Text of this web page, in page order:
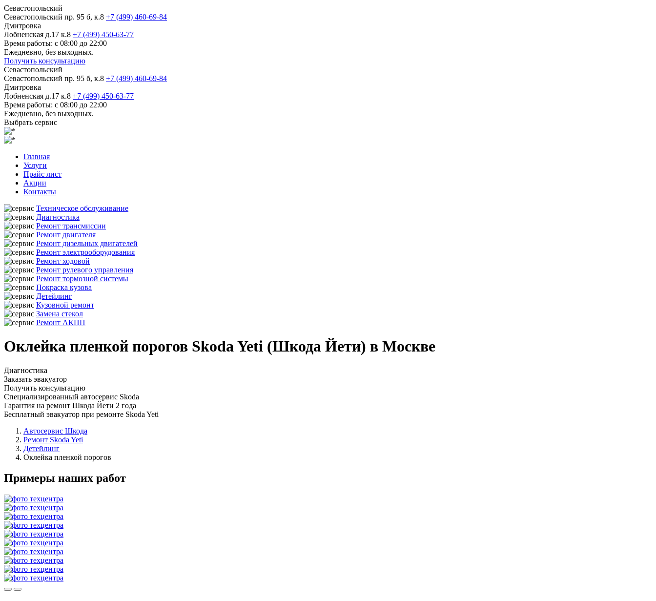
Севастопольский
Севастопольский пр. 95 б, к.8 +7 (499) 460-69-84
Дмитровка
Лобненская д.17 к.8 +7 (499) 450-63-77
Время работы: с 08:00 до 22:00
Ежедневно, без выходных.
Получить консультацию
Севастопольский
Севастопольский пр. 95 б, к.8 +7 (499) 460-69-84
Дмитровка
Лобненская д.17 к.8 +7 (499) 450-63-77
Время работы: с 08:00 до 22:00
Ежедневно, без выходных.
Выбрать сервис
Главная
Услуги
Прайс лист
Акции
Контакты
Техническое обслуживание
Диагностика
Ремонт трансмиссии
Ремонт двигателя
Ремонт дизельных двигателей
Ремонт электрооборудования
Ремонт ходовой
Ремонт рулевого управления
Ремонт тормозной системы
Покраска кузова
Детейлинг
Кузовной ремонт
Замена стекол
Ремонт АКПП
Оклейка пленкой порогов Skoda Yeti (Шкода Йети) в Москве
Диагностика
Заказать эвакуатор
Получить консультацию
Специализированный автосервис Skoda
Гарантия на ремонт Шкода Йети 2 года
Бесплатный эвакуатор при ремонте Skoda Yeti
Автосервис Шкода
Ремонт Skoda Yeti
Детейлинг
Оклейка пленкой порогов
Примеры наших работ